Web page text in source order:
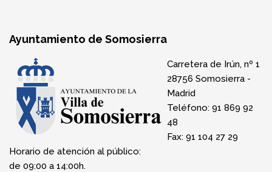
Ayuntamiento de Somosierra
Carretera de Irún, nº 1
28756 Somosierra -
Madrid
Teléfono: 91 869 92
48
Fax: 91 104 27 29
Horario de atención al público:
de 09:00 a 14:00h.